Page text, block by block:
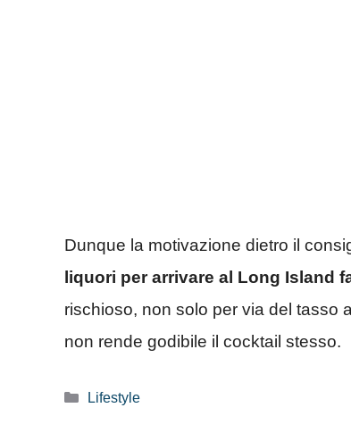
Dunque la motivazione dietro il
liquori per arrivare al Long Island
rischioso, non solo per via del tasso
non rende godibile il cocktail stesso.
Categorie
Lifestyle